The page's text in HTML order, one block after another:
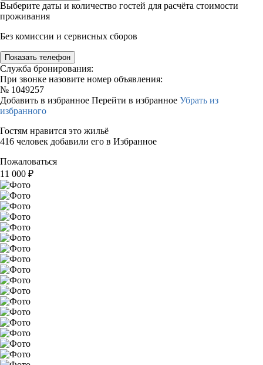
Выберите даты и количество гостей для расчёта стоимости
проживания
Без комиссии и сервисных сборов
Показать телефон
Служба бронирования:
При звонке назовите номер объявления:
№ 1049257
Добавить в избранное Перейти в избранное Убрать из
избранного
Гостям нравится это жильё
416 человек добавили его в Избранное
Пожаловаться
11 000 ₽